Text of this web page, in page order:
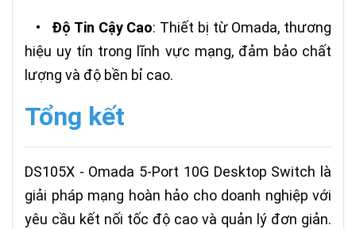
• Độ Tin Cậy Cao: Thiết bị từ Omada, thương
hiệu uy tín trong lĩnh vực mạng, đảm bảo chất
lượng và độ bền bỉ cao.
Tổng kết
DS105X - Omada 5-Port 10G Desktop Switch là
giải pháp mạng hoàn hảo cho doanh nghiệp với
yêu cầu kết nối tốc độ cao và quản lý đơn giản.